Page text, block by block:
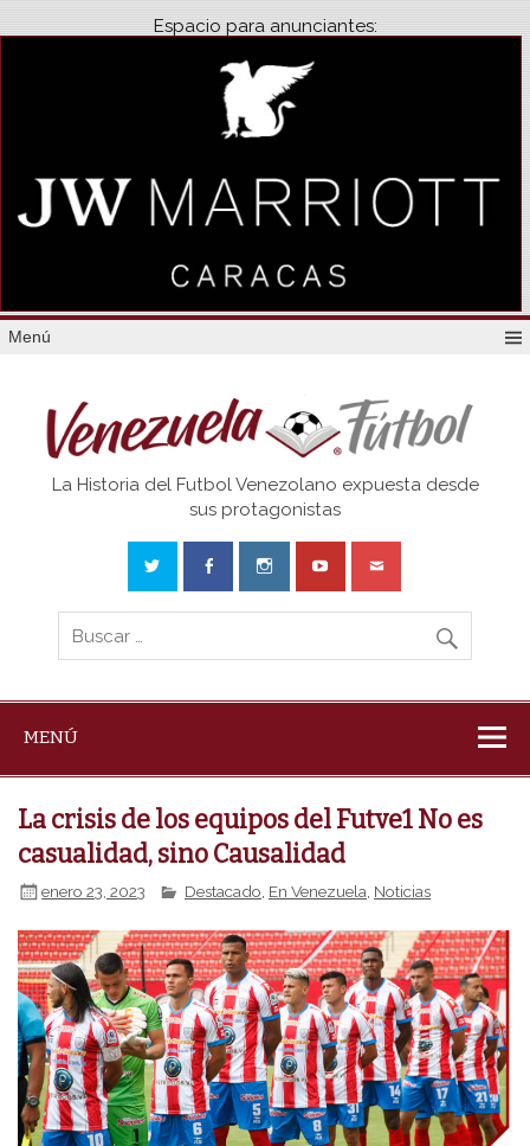
Espacio para anunciantes:
Menú
Venezuela
La Historia del Futbol Venezolano expuesta desde
sus protagonistas
MENÚ
La crisis de los equipos del Futve1 No es
casualidad, sino Causalidad
enero 23, 2023 Destacado En Venezuela Noticias